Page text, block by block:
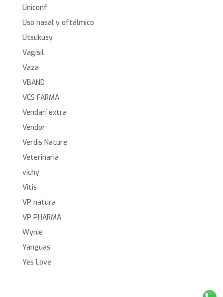
Uniconf
Uso nasal y oftálmico
Utsukusy
Vagisil
Vaza
VBAND
VCS FARMA
Vendarí extra
Vendor
Verdis Nature
Veterinaria
vichy
Vitis
VP natura
VP PHARMA
Wynie
Yanguas
Yes Love